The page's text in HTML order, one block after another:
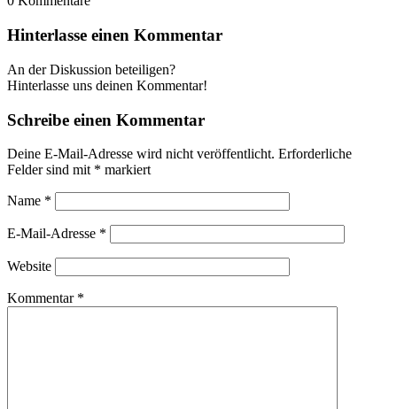
Hinterlasse einen Kommentar
An der Diskussion beteiligen?
Hinterlasse uns deinen Kommentar!
Schreibe einen Kommentar
Deine E-Mail-Adresse wird nicht veröffentlicht. Erforderliche
Felder sind mit * markiert
Name *
E-Mail-Adresse *
Website
Kommentar *